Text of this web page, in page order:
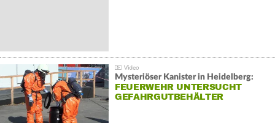
Mysteriöser Kanister in Heidelberg:
FEUERWEHR UNTERSUCHT
GEFAHRGUTBEHÄLTER